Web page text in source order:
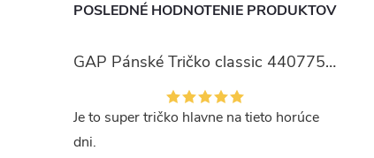
POSLEDNÉ HODNOTENIE PRODUKTOV
GAP Pánské Tričko classic 440775-00
Je to super tričko hlavne na tieto horúce
dni.